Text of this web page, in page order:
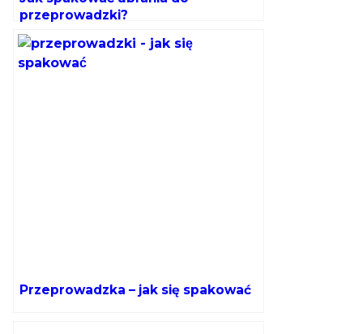
przeprowadzki?
Przeprowadzka – jak się spakować